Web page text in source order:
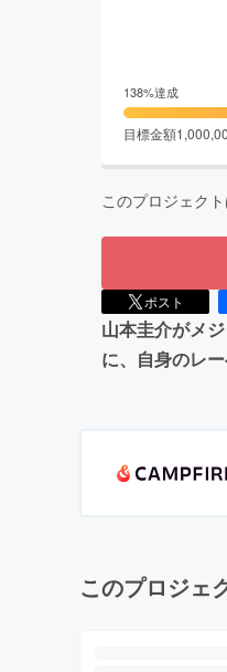
138%達成
目標金額
このプロジェクト
ポスト
山本圭介がメ
に、自身のレ
このプロジェ